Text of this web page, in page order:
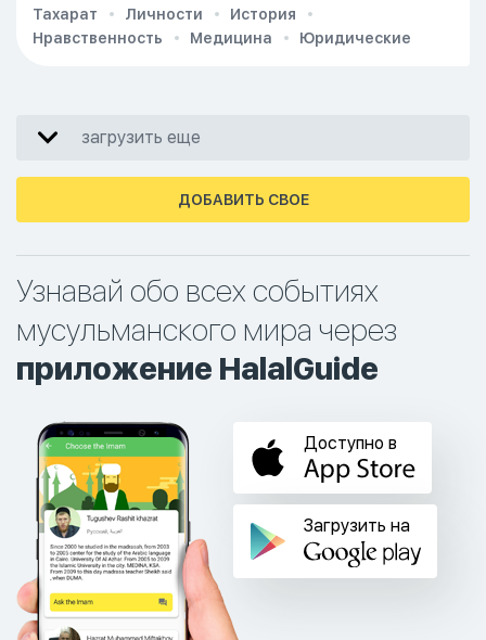
Тахарат
Личности
История
Нравственность
Медицина Юридические
загрузить еще
ДОБАВИТЬ СВОЕ
Узнавай обо всех событиях
мусульманского мира через
приложение HalalGuide
Доступно в
Загрузить на